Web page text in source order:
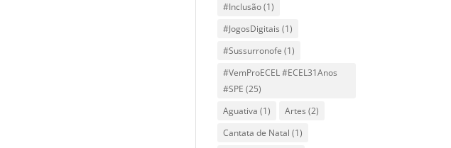
#Inclusão(1)
#JogosDigitais (1)
#Sussurronofe (1)
#VemProECEL #ECEL31Anos
#SPE (25)
Aguativa (1) Artes (2)
Cantata de Natal (1)